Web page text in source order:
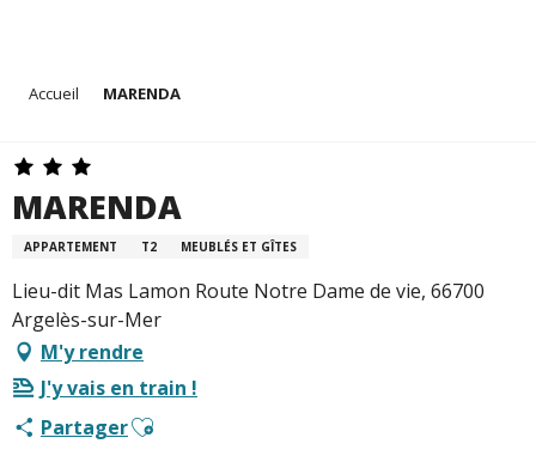
principal
Accueil MARENDA
MARENDA
APPARTEMENT T2 MEUBLÉS ET GÎTES
Lieu-dit Mas Lamon Route Notre Dame de vie, 66700
Argelès-sur-Mer
M'y rendre
J'y vais en train !
PartagerAjouter aux favoris